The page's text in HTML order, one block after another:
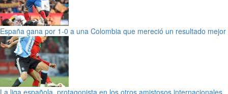
España gana por 1-0 a una Colombia que mereció un resultado mejor
La liga española, protagonista en los otros amistosos internacionales